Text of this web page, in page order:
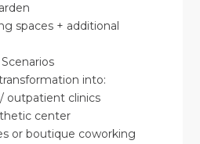
spaces + additional
into:
clinics
center
or boutique coworking